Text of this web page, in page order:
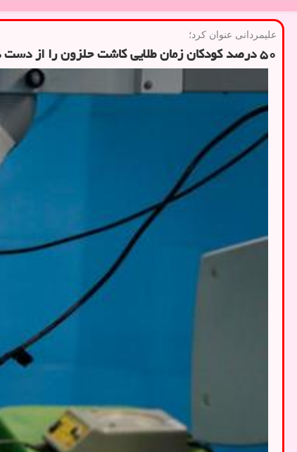
علیمردانی عنوان كرد؛
۵۰ درصد کودکان زمان طلایی کاشت حلزون را از دست داده اند